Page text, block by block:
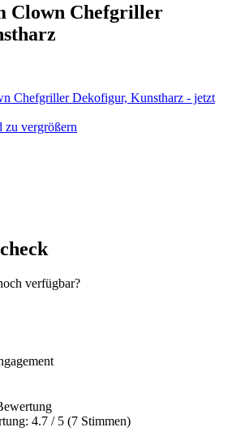
Clown Chefgriller
vergrößern
verfügbar?
4.7 / 5 (7 Stimmen)